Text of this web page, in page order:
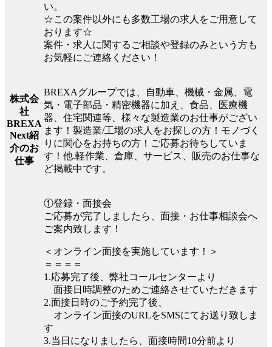
い。
☆この案件以外にも多数工場の求人をご用意して
おります☆
案件・求人に関するご相談や登録のみという方も
お気軽にご連絡ください！
株式会
社
BREXA
Next紹
介のお
仕事
BREXAグループでは、自動車、機械・金属、電
気・電子部品・精密機器に加え、食品、医療機
器、住宅関連等、様々な製造業のお仕事がござい
ます！製造業/工場の求人をお探しの方！モノづく
りに関心をお持ちの方！ご応募お待ちしていま
す！他.軽作業、倉庫、サービス、販売のお仕事な
ど掲載中です。
①登録・面接会
ご応募が完了しましたら、面接・お仕事相談会へ
ご案内致します！
＜オンライン面接を実施しています！＞
＝＝＝＝
1.応募完了後、弊社コールセンターより
面接日時調整のためご連絡させていただきます
2.面接日時のご予約完了後、
オンライン面接のURLをSMSにてお送り致しま
す
3.当日になりましたら、面接時間10分前より